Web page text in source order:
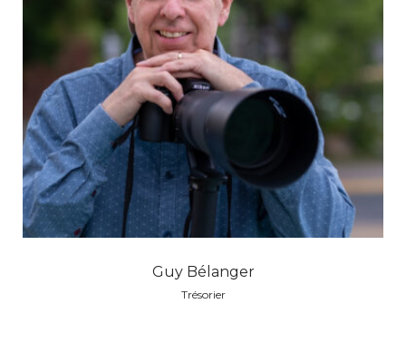
Guy Bélanger
Trésorier